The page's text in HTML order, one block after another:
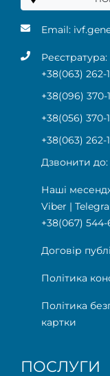
Email:
Реєстратура:
+38(063) 262-
+38(096) 370-
+38(056) 370-
+38(063) 262-
Дзвонити до:
Наші
Viber |
+38(067)
Договір
Політика
Політика
картки
ПОСЛУГИ